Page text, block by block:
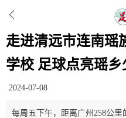
走进清远市连南瑶
学校 足球点亮瑶
2024-07-08
每周五下午，距离广州258公